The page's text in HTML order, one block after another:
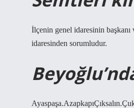
İlçenin genel idaresinin
idaresinden sorumludur.